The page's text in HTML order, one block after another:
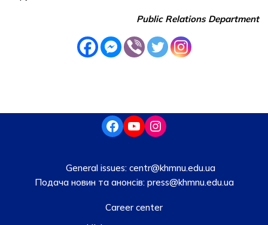
Public Relations Department
General issues: centr@khmnu.edu.ua
Подача новин та анонсів:press@khmnu.edu.ua
Career center